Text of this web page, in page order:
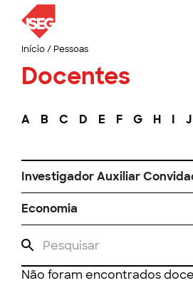
Início/ Pessoas
Docentes
A B C D E F G H I J
Investigador Auxiliar
Economia
Não foram encontrados